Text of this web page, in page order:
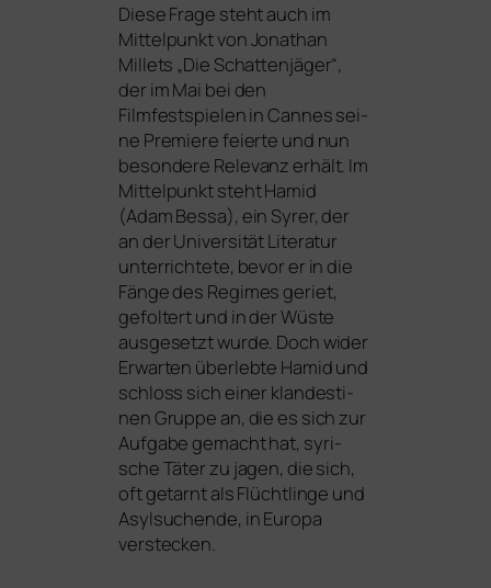
Diese Frage steht auch im
Mittelpunkt von Jonathan
Millets „Die Schattenjäger“,
der im Mai bei den
Filmfestspielen in Cannes sei­
ne Premiere fei­er­te und nun
beson­de­re Relevanz erhält. Im
Mittelpunkt steht Hamid
(Adam Bessa), ein Syrer, der
an der Universität Literatur
unter­rich­te­te, bevor er in die
Fänge des Regimes geriet,
gefol­tert und in der Wüste
aus­ge­setzt wur­de. Doch wider
Erwarten über­leb­te Hamid und
schloss sich einer klan­des­ti­
nen Gruppe an, die es sich zur
Aufgabe gemacht hat, syri­
sche Täter zu jagen, die sich,
oft getarnt als Flüchtlinge und
Asylsuchende, in Europa
verstecken.